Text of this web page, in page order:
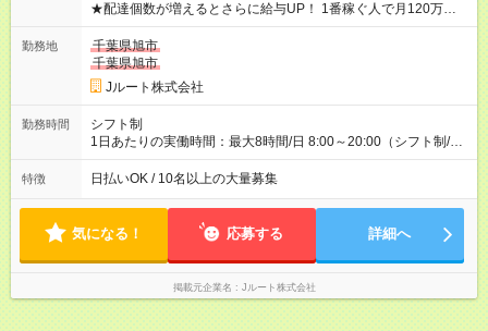
★配達個数が増えるとさらに給与UP！ 1番稼ぐ人で月120万ほ
ど！ ・主要都市エリア 月収55万円／週5日稼働 月収65万~112
万円／週6日稼働 ・地方郊外エリア 月収40万円／週5日稼働 月
収40万円~50万円／週6日稼働 ＜モデルイメージ＞ ■月収50万
円 (27歳男性/江東区在住)※元建築関係 1日150個配達×25日勤務
(日休み) ■月収80万円(43歳男性/墨田区在住)※元営業 1日200個
勤務地
千葉県旭市
千葉県旭市
Jルート株式会社
勤務時間
シフト制
1日あたりの実働時間：最大8時間/日 8:00～20:00（シフト制/実
働8時間） ※週5日勤務（場所次第では週4も有り） ※配達状況に
よって時間外での勤務可能性有り ※案件により多少の前後あり
特徴 日払いOK / 10名以上の大量募集
気になる！ 応募する 詳細へ
掲載元企業名 Jルート株式会社